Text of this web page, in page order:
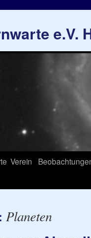
e.V.
Verein
Planeten